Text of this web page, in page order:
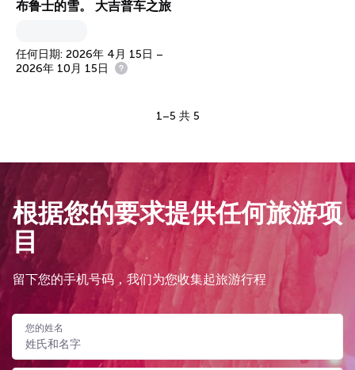
布鲁士的雪。 大吉普车之旅
任何日期: 2026年 4月 15日 –
2026年 10月 15日
1–5 共 5
根据您的要求提供任何旅游项
目
留下您的手机号码，我们为您收集起旅游行程
您的姓名